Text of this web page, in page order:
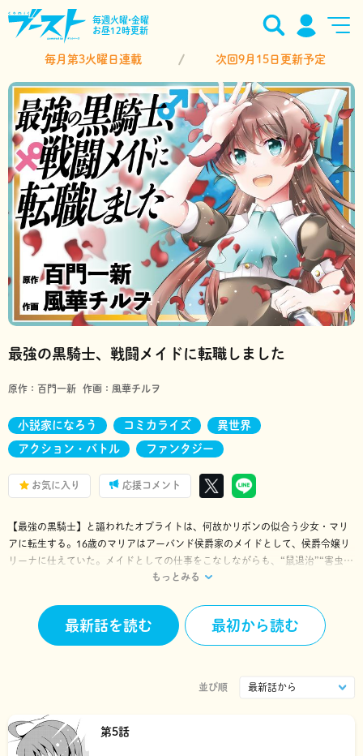
毎週火曜•金曜
お昼12時更新
毎月第3火曜日連載 次回9月15日更新予定
最強の黒騎士、戦闘メイドに転職しました
原作： 百門一新 作画： 風華チルヲ
小説家になろう コミカライズ 異世界
アクション・バトル ファンタジー
お気に入り 応援コメント
【最強の黒騎士】と謳われたオブライトは、何故かリボンの似合う少女・マリ
アに転生する。16歳のマリアはアーバンド侯爵家のメイドとして、侯爵令嬢リ
リーナに仕えていた。メイドとしての仕事をこなしながらも、“鼠退治”“害虫駆
除”と称する暗殺者たちとの戦闘をくり返すマリアと使用人たち。そんな折、リ
ろう」で大人気の話題作コミカライズ!! ※「小説家になろう」は㈱ヒナプロ
ジェクトの登録商標です。
もっとみる
最新話を読む 最初から読む
並び順
第5話